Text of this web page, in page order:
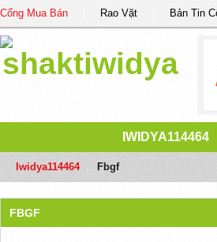
Cổng Mua Bán Rao Vặt Bản Tin
IWIDYA114464
Iwidya114464 Fbgf
FBGF